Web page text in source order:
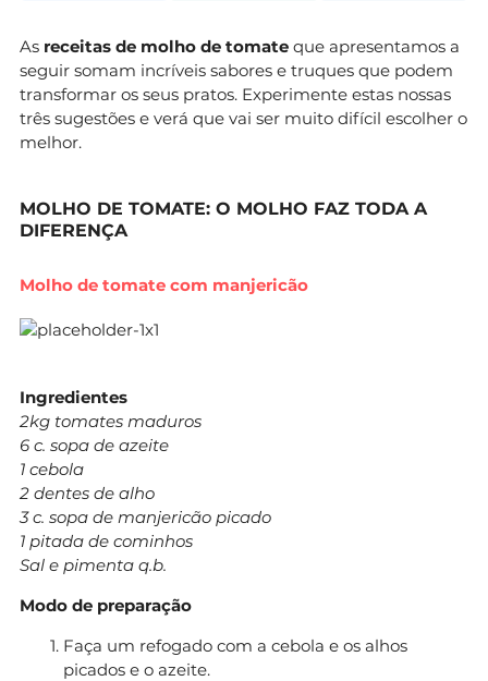
As receitas de molho de tomate que apresentamos a
seguir somam incríveis sabores e truques que podem
transformar os seus pratos. Experimente estas nossas
três sugestões e verá que vai ser muito difícil escolher o
melhor.
MOLHO DE TOMATE: O MOLHO FAZ TODA A
DIFERENÇA
Molho de tomate com manjericão
Ingredientes
2kg tomates maduros
6 c. sopa de azeite
1 cebola
2 dentes de alho
3 c. sopa de manjericão picado
1 pitada de cominhos
Sal e pimenta q.b.
Modo de preparação
Faça um refogado com a cebola e os alhos
picados e o azeite.